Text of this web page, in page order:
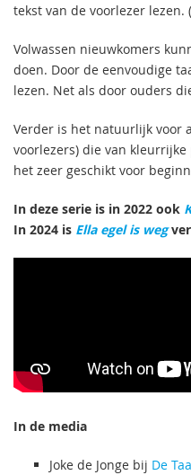
tekst van de voorlezer lezen.
Volwassen nieuwkomers
doen. Door de eenvoudige
lezen. Net als door ouders
Verder is het natuurlijk voor
voorlezers) die van
het zeer geschikt voor
In deze serie is in 2022 ook
In 2024 is Ella egel is weg
In de media
Joke de Jonge bij De